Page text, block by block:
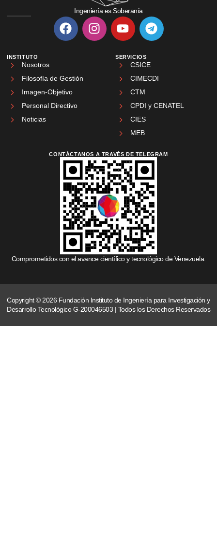
Ingeniería es Soberanía
INSTITUTO
Nosotros
Filosofía de Gestión
Imagen-Objetivo
Personal Directivo
Noticias
SERVICIOS
CSICE
CIMECDI
CTM
CPDI y CENATEL
CIES
MEB
CONTÁCTANOS A TRAVÉS DE TELEGRAM
Comprometidos con el avance científico y tecnológico de Venezuela.
Copyright © 2026 Fundación Instituto de Ingeniería para Investigación y
Desarrollo Tecnológico G-200046503 | Todos los Derechos Reservados